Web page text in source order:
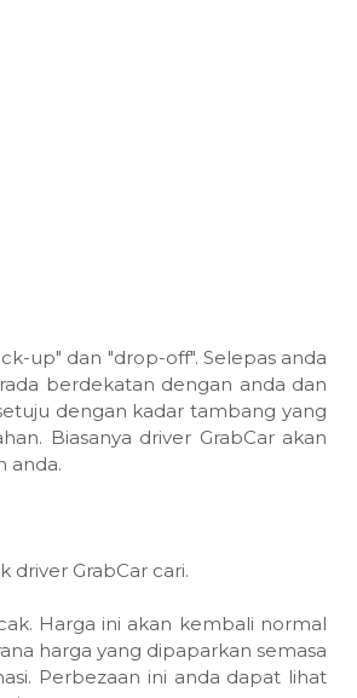
up" dan "drop-off". Selepas anda
berdekatan dengan anda dan
dengan kadar tambang yang
Biasanya driver GrabCar akan
anda.
driver GrabCar cari.
Harga ini akan kembali normal
harga yang dipaparkan semasa
Perbezaan ini anda dapat lihat